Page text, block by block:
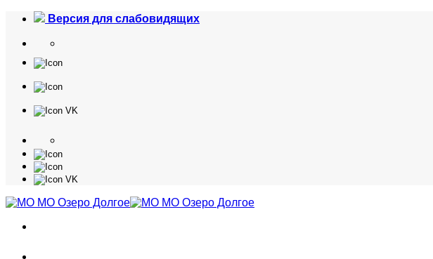
Skip
content
Версия для слабовидящих